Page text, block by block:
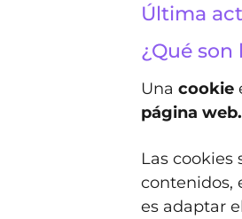
Última
¿Qué son
Una cookie
página web.
Las
contenidos,
es adaptar